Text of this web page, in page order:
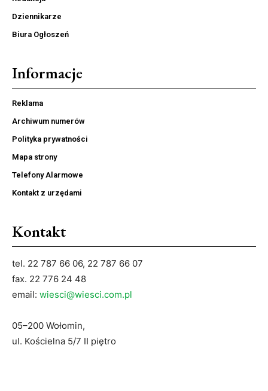
Dziennikarze
Biura Ogłoszeń
Informacje
Reklama
Archiwum numerów
Polityka prywatności
Mapa strony
Telefony Alarmowe
Kontakt z urzędami
Kontakt
tel. 22 787 66 06, 22 787 66 07
fax. 22 776 24 48
email: wiesci@wiesci.com.pl
05–200 Wołomin,
ul. Kościelna 5/7 II piętro